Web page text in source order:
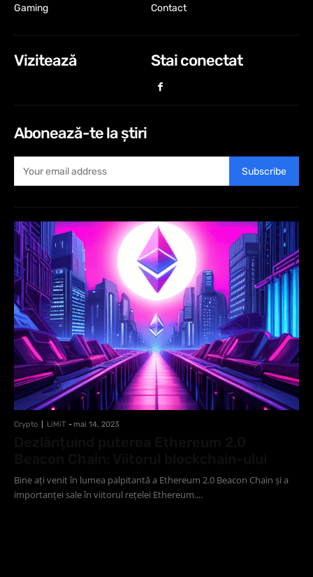
Gaming
Contact
Vizitează Stai conectat
Abonează-te la știri
Subscribe
Crypto LiMiT - mai 14, 2023
Bine ați venit în lumea palpitantă a Ethereum 2.0 Beacon Chain și a
importanței sale în viitorul rețelei Ethereum....